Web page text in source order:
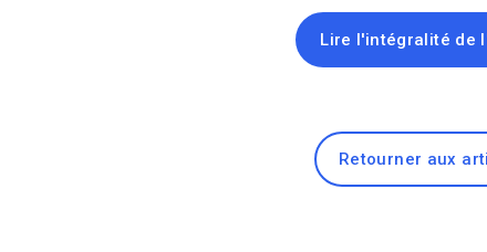
Lire l'intégralité de
Retourner aux